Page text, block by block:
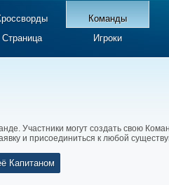
Команды
Страница
Игроки
Участники могут создать свою
и присоединиться к любой
Капитаном